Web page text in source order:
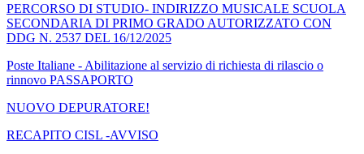
PERCORSO DI STUDIO- INDIRIZZO MUSICALE SCUOLA
SECONDARIA DI PRIMO GRADO AUTORIZZATO CON
DDG N. 2537 DEL 16/12/2025
Poste Italiane - Abilitazione al servizio di richiesta di rilascio o
rinnovo PASSAPORTO
NUOVO DEPURATORE!
RECAPITO CISL -AVVISO